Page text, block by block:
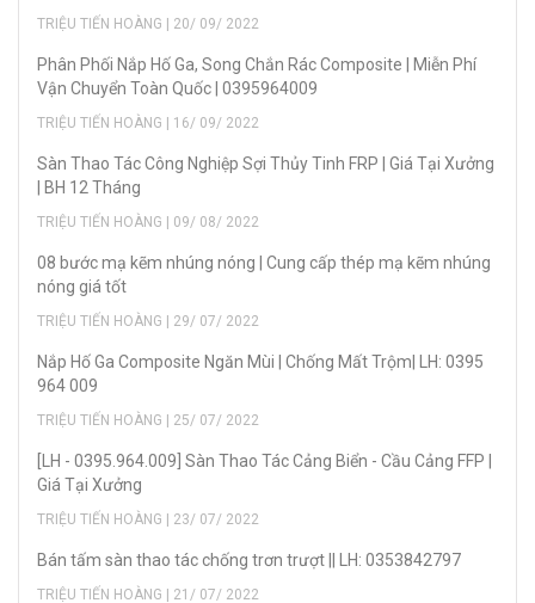
TRIỆU TIẾN HOÀNG | 20/ 09/ 2022
Phân Phối Nắp Hố Ga, Song Chắn Rác Composite | Miễn Phí
Vận Chuyển Toàn Quốc | 0395964009
TRIỆU TIẾN HOÀNG | 16/ 09/ 2022
Sàn Thao Tác Công Nghiệp Sợi Thủy Tinh FRP | Giá Tại Xưởng
| BH 12 Tháng
TRIỆU TIẾN HOÀNG | 09/ 08/ 2022
08 bước mạ kẽm nhúng nóng | Cung cấp thép mạ kẽm nhúng
nóng giá tốt
TRIỆU TIẾN HOÀNG | 29/ 07/ 2022
Nắp Hố Ga Composite Ngăn Mùi | Chống Mất Trộm| LH: 0395
964 009
TRIỆU TIẾN HOÀNG | 25/ 07/ 2022
[LH - 0395.964.009] Sàn Thao Tác Cảng Biển - Cầu Cảng FFP |
Giá Tại Xưởng
TRIỆU TIẾN HOÀNG | 23/ 07/ 2022
Bán tấm sàn thao tác chống trơn trượt || LH: 0353842797
TRIỆU TIẾN HOÀNG | 21/ 07/ 2022